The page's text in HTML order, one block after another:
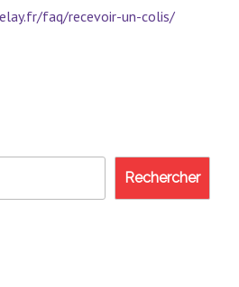
faq/recevoir-un-colis/
Rechercher